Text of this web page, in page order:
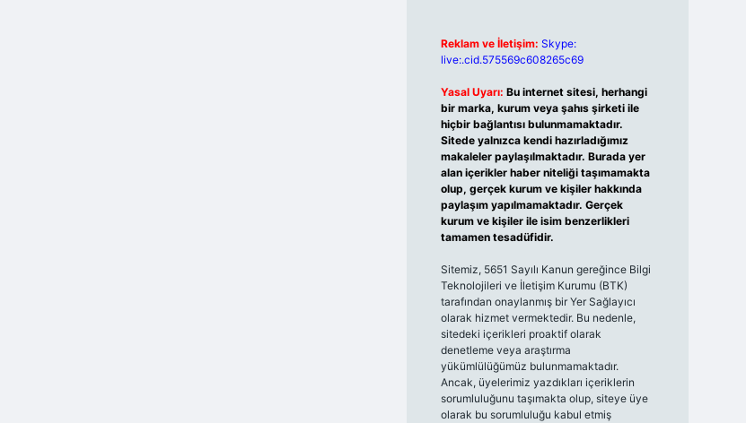
Reklam ve İletişim: Skype:
live:.cid.575569c608265c69
Yasal Uyarı: Bu internet sitesi, herhangi
bir marka, kurum veya şahıs şirketi ile
hiçbir bağlantısı bulunmamaktadır.
Sitede yalnızca kendi hazırladığımız
makaleler paylaşılmaktadır. Burada yer
alan içerikler haber niteliği taşımamakta
olup, gerçek kurum ve kişiler hakkında
paylaşım yapılmamaktadır. Gerçek
kurum ve kişiler ile isim benzerlikleri
tamamen tesadüfidir.
Sitemiz, 5651 Sayılı Kanun gereğince Bilgi
Teknolojileri ve İletişim Kurumu (BTK)
tarafından onaylanmış bir Yer Sağlayıcı
olarak hizmet vermektedir. Bu nedenle,
sitedeki içerikleri proaktif olarak
denetleme veya araştırma
yükümlülüğümüz bulunmamaktadır.
Ancak, üyelerimiz yazdıkları içeriklerin
sorumluluğunu taşımakta olup, siteye üye
olarak bu sorumluluğu kabul etmiş